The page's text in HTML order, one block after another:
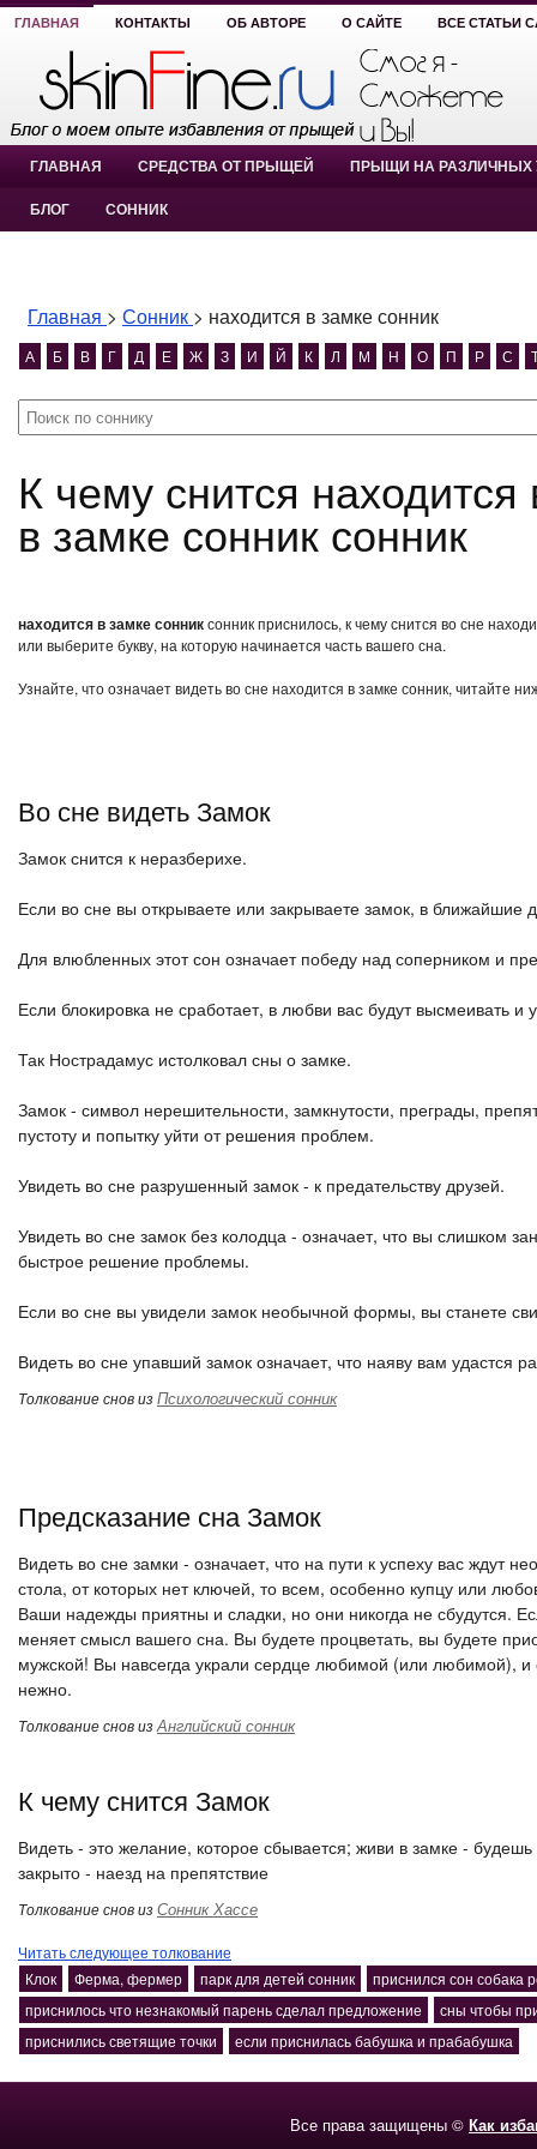
ГЛАВНАЯ КОНТАКТЫ ОБ АВТОРЕ О САЙТЕ ВСЕ СТАТЬИ
ГЛАВНАЯ СРЕДСТВА ОТ ПРЫЩЕЙ ПРЫЩИ НА РАЗЛИЧНЫХ
БЛОГ СОННИК
Главная > Сонник > находится в замке сонник
А Б В Г Д Е Ж З И Й К Л М Н О П Р С
К чему снится находится в замке сонник? находится
в замке сонник сонник
находится в замке сонниксонник приснилось, к чему снится во сне
или выберите букву, на которую начинается часть вашего сна.
Узнайте, что означает видеть во сне находится в замке сонник, читайте
Во сне видеть Замок
Замок снится к неразберихе.
Если во сне вы открываете или закрываете замок, в ближайшие
Для влюбленных этот сон означает победу над соперником и
Если блокировка не сработает, в любви вас будут высмеивать
Так Нострадамус истолковал сны о замке.
Замок - символ нерешительности, замкнутости, преграды,
пустоту и попытку уйти от решения проблем.
Увидеть во сне разрушенный замок - к предательству друзей.
Увидеть во сне замок без колодца - означает, что вы слишком
быстрое решение проблемы.
Если во сне вы увидели замок необычной формы, вы станете
Видеть во сне упавший замок означает, что наяву вам удастся
Толкование снов изПсихологический сонник
Предсказание сна Замок
Видеть во сне замки - означает, что на пути к успеху вас ждут
стола, от которых нет ключей, то всем, особенно купцу или
Ваши надежды приятны и сладки, но они никогда не сбудутся.
меняет смысл вашего сна. Вы будете процветать, вы будете
мужской! Вы навсегда украли сердце любимой (или любимой),
нежно.
Толкование снов изАнглийский сонник
К чему снится Замок
Видеть - это желание, которое сбывается; живи в замке -
закрыто - наезд на препятствие
Толкование снов изСонник Хассе
Читать следующее толкование
Клок
Ферма, фермер парк для детей сонник
приснился сон собака
приснилось что незнакомый парень сделал предложение
сны чтобы
приснились светящие точки
если приснилась бабушка и прабабушка
Все права защищены © Как